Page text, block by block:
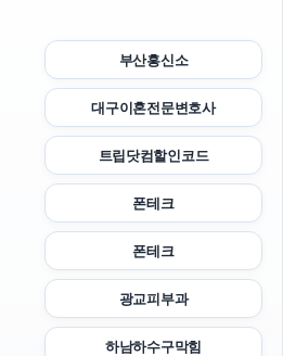
부산흥신소
대구이혼전문변호사
트립닷컴할인코드
폰테크
폰테크
광교피부과
하남하수구막힘